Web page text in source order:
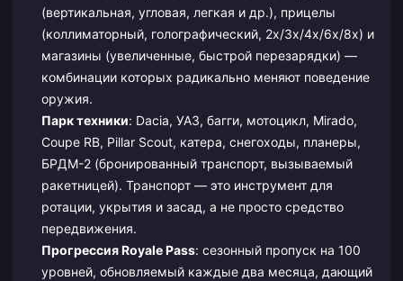
(вертикальная, угловая, легкая и др.), прицелы
(коллиматорный, голографический, 2x/3x/4x/6x/8x) и
магазины (увеличенные, быстрой перезарядки) —
комбинации которых радикально меняют поведение
оружия.
Парк техники: Dacia, УАЗ, багги, мотоцикл, Mirado,
Coupe RB, Pillar Scout, катера, снегоходы, планеры,
БРДМ-2 (бронированный транспорт, вызываемый
ракетницей). Транспорт — это инструмент для
ротации, укрытия и засад, а не просто средство
передвижения.
Прогрессия Royale Pass: сезонный пропуск на 100
уровней, обновляемый каждые два месяца, дающий